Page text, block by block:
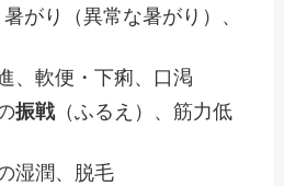
暑がり（異常な暑がり）、
、軟便・下痢、口渇
振戦（ふるえ）、筋力低
湿潤、脱毛